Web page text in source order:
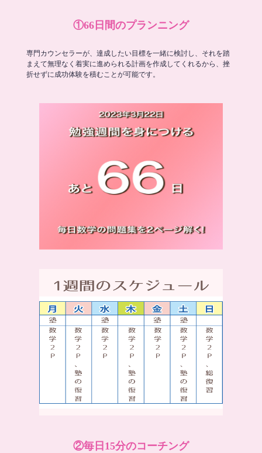
①66日間のプランニング
専門カウンセラーが、達成したい目標を一緒に検討し、それを踏
まえて無理なく着実に進められる計画を作成してくれるから、挫
折せずに成功体験を積むことが可能です。
②毎日15分のコーチング